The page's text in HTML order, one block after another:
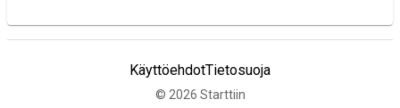
KäyttöehdotTietosuoja
© 2026 Starttiin